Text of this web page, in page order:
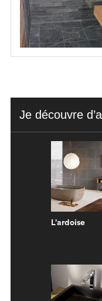
Je découvre
L’ardoise